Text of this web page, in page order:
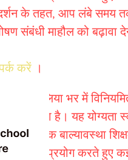
के तहत, आप लंबे समय
संबंधी माहौल को बढ़ावा
करें ।
ऑस्ट्रेलिया भर में
करता है। यह योग्यता
प्रारंभिक बाल्यावस्था
निर्णय का प्रयोग करते हुए